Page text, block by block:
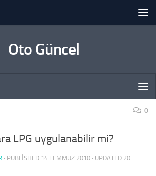
Oto Güncel
0
LPG uygulanabilir mi?
· PUBLISHED 14 TEMMUZ 2010 · UPDATED 20